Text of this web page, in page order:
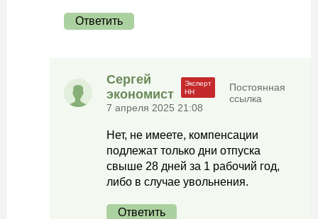
Ответить
Сергей
экономист
7 апреля 2025 21:08
Постоянная
ссылка
Нет, не имеете, компенсации
подлежат только дни отпуска
свыше 28 дней за 1 рабочий год,
либо в случае увольнения.
Ответить